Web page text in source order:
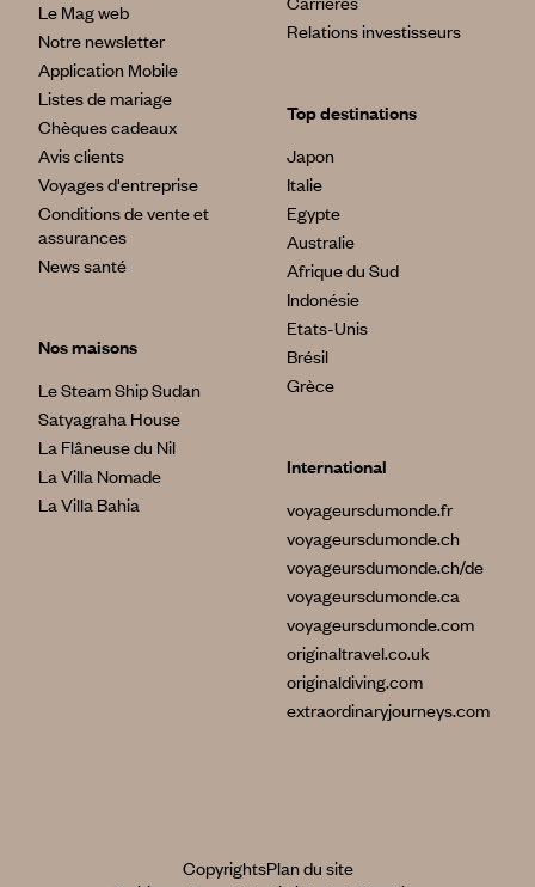
Le Mag web
Notre newsletter
Application Mobile
Listes de mariage
Chèques cadeaux
Avis clients
Voyages d'entreprise
Conditions de vente et
assurances
News santé
Nos maisons
Le Steam Ship Sudan
Satyagraha House
La Flâneuse du Nil
La Villa Nomade
La Villa Bahia
Relations investisseurs
Top destinations
Japon
Italie
Egypte
Australie
Afrique du Sud
Indonésie
Etats-Unis
Brésil
Grèce
International
voyageursdumonde.fr
voyageursdumonde.ch
voyageursdumonde.ch/de
voyageursdumonde.ca
voyageursdumonde.com
originaltravel.co.uk
originaldiving.com
extraordinaryjourneys.com
CopyrightsPlan du site